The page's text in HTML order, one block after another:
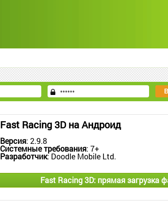
Fast Racing 3D на Андроид
Версия: 2.9.8
Системные требования: 7+
Разработчик: Doodle Mobile Ltd.
Fast Racing 3D: прямая загрузка